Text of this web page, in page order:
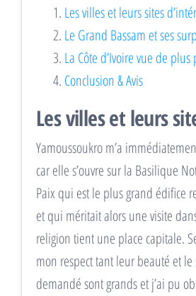
Les villes et leurs sites
Le Grand Bassam et ses
La Côte d’Ivoire vue de plus
Conclusion & Avis
Les villes et leurs
Yamoussoukro m’a
car elle s’ouvre sur la Basilique
Paix qui est le plus grand édifice
et qui méritait alors une visite
religion tient une place capitale.
mon respect tant leur beauté et le
demandé sont grands et j’ai pu